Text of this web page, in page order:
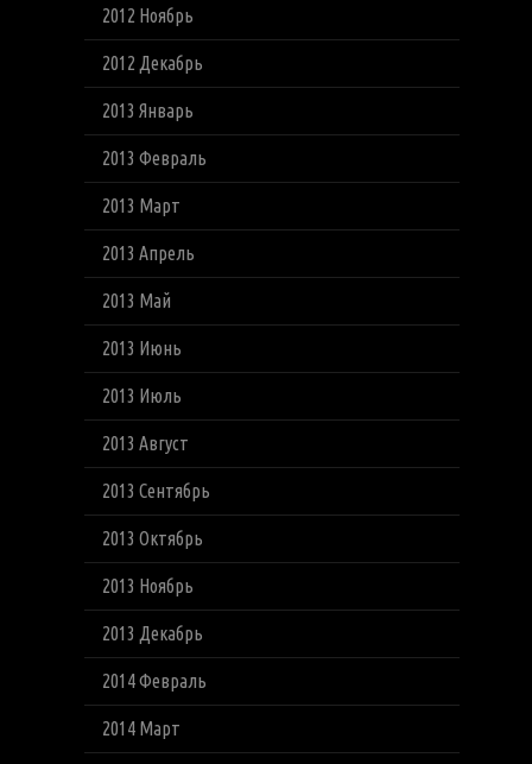
2012 Ноябрь
2012 Декабрь
2013 Январь
2013 Февраль
2013 Март
2013 Апрель
2013 Май
2013 Июнь
2013 Июль
2013 Август
2013 Сентябрь
2013 Октябрь
2013 Ноябрь
2013 Декабрь
2014 Февраль
2014 Март